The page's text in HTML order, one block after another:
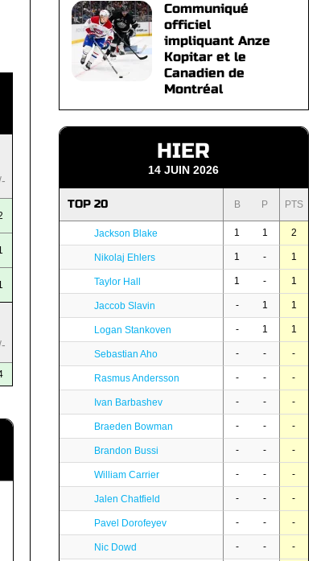
Communiqué
officiel
impliquant Anze
Kopitar et le
Canadien de
Montréal
HIER
14 JUIN 2026
TOP 20 B P PTS
Jackson Blake 1 1 2
Nikolaj Ehlers 1 - 1
Taylor Hall 1 - 1
Jaccob Slavin - 1 1
Logan Stankoven - 1 1
Sebastian Aho - - -
Rasmus Andersson - - -
Ivan Barbashev - - -
Braeden Bowman - - -
Brandon Bussi - - -
William Carrier - - -
Jalen Chatfield - - -
Pavel Dorofeyev - - -
Nic Dowd - - -